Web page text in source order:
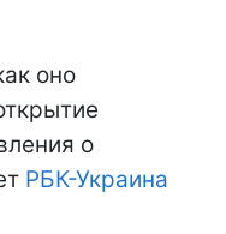
оно
о
РБК-Украина